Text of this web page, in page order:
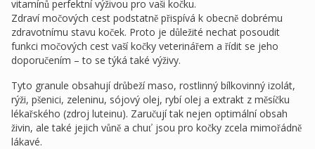
vitamínů perfektní výživou pro vaši kočku.
Zdraví močových cest podstatně přispívá k obecně dobrému
zdravotnímu stavu koček. Proto je důležité nechat posoudit
funkci močových cest vaší kočky veterinářem a řídit se jeho
doporučením – to se týká také výživy.
Tyto granule obsahují drůbeží maso, rostlinný bílkovinný izolát,
rýži, pšenici, zeleninu, sójový olej, rybí olej a extrakt z měsíčku
lékařského (zdroj luteinu). Zaručují tak nejen optimální obsah
živin, ale také jejich vůně a chuť jsou pro kočky zcela mimořádně
lákavé.